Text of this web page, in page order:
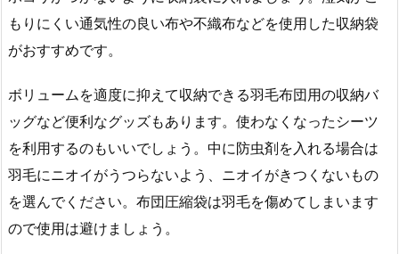
もりにくい通気性の良い布や不織布などを使用した収納袋
がおすすめです。
ボリュームを適度に抑えて収納できる羽毛布団用の収納バ
ッグなど便利なグッズもあります。使わなくなったシーツ
を利用するのもいいでしょう。中に防虫剤を入れる場合は
羽毛にニオイがうつらないよう、ニオイがきつくないもの
を選んでください。布団圧縮袋は羽毛を傷めてしまいます
ので使用は避けましょう。